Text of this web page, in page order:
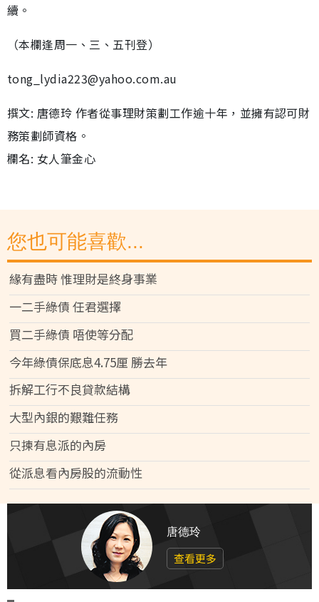
續。
（本欄逢周一、三、五刊登）
tong_lydia223@yahoo.com.au
撰文: 唐德玲 作者從事理財策劃工作逾十年，並擁有認可財
務策劃師資格。
欄名: 女人筆金心
您也可能喜歡...
緣有盡時 惟理財是終身事業
一二手綠債 任君選擇
買二手綠債 唔使等分配
今年綠債保底息4.75厘 勝去年
拆解工行不良貸款結構
大型內銀的艱難任務
只揀有息派的內房
從派息看內房股的流動性
唐德玲
查看更多